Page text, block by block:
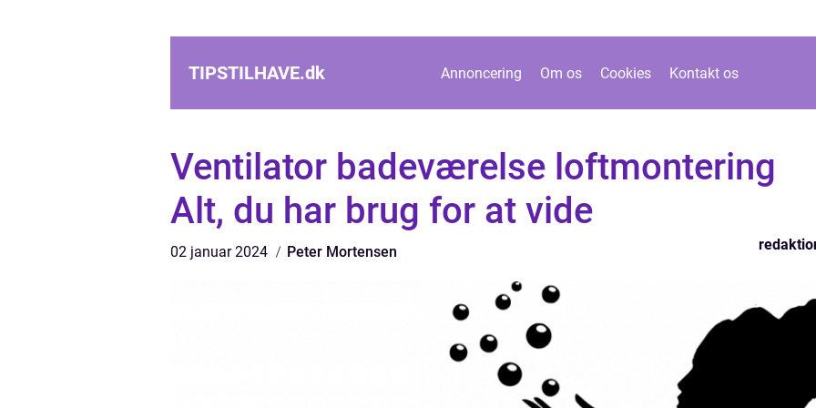
TIPSTILHAVE.dk Annoncering Om os Cookies Kontakt os
Ventilator badeværelse loftmontering
Alt, du har brug for at vide
02 januar 2024 Peter Mortensen